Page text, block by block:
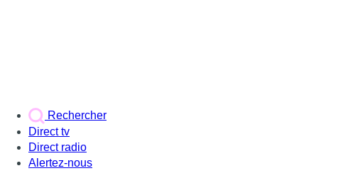
Rechercher
Direct tv
Direct radio
Alertez-nous